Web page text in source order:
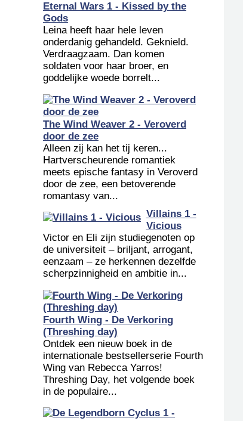
Eternal Wars 1 - Kissed by the
Gods
Leina heeft haar hele leven
onderdanig gehandeld. Geknield.
Verdraagzaam. Dan komen
soldaten voor haar broer, en
goddelijke woede borrelt...
The Wind Weaver 2 - Veroverd
door de zee
Alleen zij kan het tij keren...
Hartverscheurende romantiek
meets epische fantasy in Veroverd
door de zee, een betoverende
romantasy van...
Villains 1 -
Vicious
Victor en Eli zijn studiegenoten op
de universiteit – briljant, arrogant,
eenzaam – ze herkennen dezelfde
scherpzinnigheid en ambitie in...
Fourth Wing - De Verkoring
(Threshing day)
Ontdek een nieuw boek in de
internationale bestsellerserie Fourth
Wing van Rebecca Yarros!
Threshing Day, het volgende boek
in de populaire...